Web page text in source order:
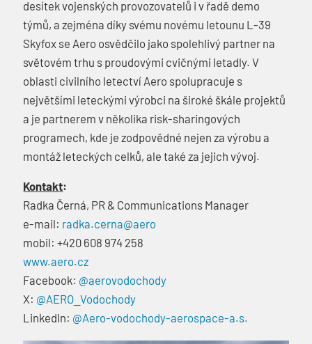
desítek vojenských provozovatelů i v řadě demo
týmů, a zejména díky svému novému letounu L-39
Skyfox se Aero osvědčilo jako spolehlivý partner na
světovém trhu s proudovými cvičnými letadly. V
oblasti civilního letectví Aero spolupracuje s
největšími leteckými výrobci na široké škále projektů
a je partnerem v několika risk-sharingových
programech, kde je zodpovědné nejen za výrobu a
montáž leteckých celků, ale také za jejich vývoj.
Kontakt:
Radka Černá, PR & Communications Manager
e-mail: radka.cerna@aero
mobil: +420 608 974 258
www.aero.cz
Facebook: @aerovodochody
X: @AERO_Vodochody
LinkedIn: @Aero-vodochody-aerospace-a.s.